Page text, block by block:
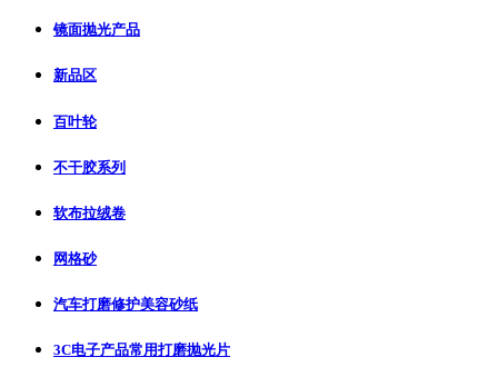
镜面抛光产品
新品区
百叶轮
不干胶系列
软布拉绒卷
网格砂
汽车打磨修护美容砂纸
3C电子产品常用打磨抛光片